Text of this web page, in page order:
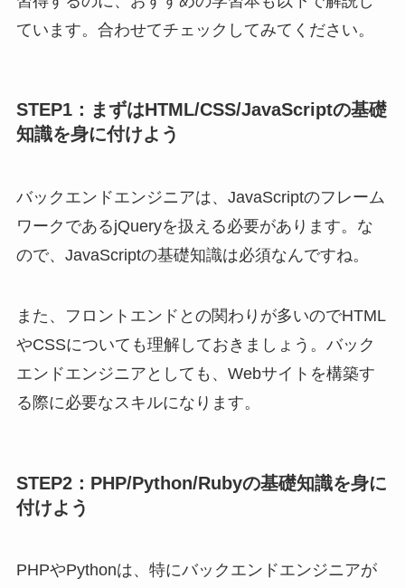
ています。合わせてチェックしてみてください。
STEP1：まずはHTML/CSS/JavaScriptの基礎
知識を身に付けよう
バックエンドエンジニアは、JavaScriptのフレーム
ワークであるjQueryを扱える必要があります。な
ので、JavaScriptの基礎知識は必須なんですね。
また、フロントエンドとの関わりが多いのでHTML
やCSSについても理解しておきましょう。バック
エンドエンジニアとしても、Webサイトを構築す
る際に必要なスキルになります。
STEP2：PHP/Python/Rubyの基礎知識を身に
付けよう
PHPやPythonは、特にバックエンドエンジニアが